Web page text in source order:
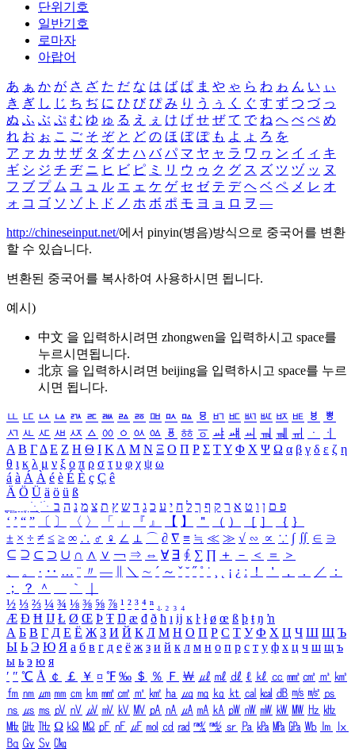
단위기호
일반기호
로마자
아랍어
あ ぁ か が さ ざ た だ な は ば ぱ ま や ゃ ら わ ゎ ん い ぃ
き ぎ し じ ち ぢ に ひ び ぴ み り う ぅ く ぐ す ず つ づ っ
ぬ ふ ぶ ぷ む ゆ ゅ る え ぇ け げ せ ぜ て で ね へ べ ぺ め
れ お ぉ こ ご そ ぞ と ど の ほ ぼ ぽ も よ ょ ろ を
ア ァ カ サ ザ タ ダ ナ ハ バ パ マ ヤ ャ ラ ワ ヮ ン イ ィ キ
ギ シ ジ チ ヂ ニ ヒ ビ ピ ミ リ ウ ゥ ク グ ス ズ ツ ヅ ッ ヌ
フ ブ プ ム ユ ュ ル エ ェ ケ ゲ セ ゼ テ デ ヘ ベ ペ メ レ オ
ォ コ ゴ ソ ゾ ト ド ノ ホ ボ ポ モ ヨ ョ ロ ヲ ―
http://chineseinput.net/에서 pinyin(병음)방식으로 중국어를 변환
할 수 있습니다.
변환된 중국어를 복사하여 사용하시면 됩니다.
예시)
中文 을 입력하시려면 zhongwen을 입력하시고 space를
누르시면됩니다.
北京 을 입력하시려면 beijing을 입력하시고 space를 누르
시면 됩니다.
ㅥ ㅦ ㅧ ㅨ ㅩ ㅪ ㅫ ㅬ ㅭ ㅮ ㅯ ㅰ ㅱ ㅲ ㅳ ㅴ ㅵ ㅶ ㅷ ㅸ
ㅹ
ㅺ ㅻ ㅼ ㅽ ㅾ ㅿ ㆀ ㆁ ㆂ ㆃ ㆄ ㆅ ㆆ ㆇ ㆈ ㆉ ㆊ ㆋ ㆌ ㆍ
ㆎ
Α Β ΓΔ Ε Ζ Η Θ Ι ΚΛ Μ Ν Ξ Ο Π Ρ Σ ΤΥ Φ Χ Ψ Ω α β γ δ ε ζ η
θ ι κ λ μ ν ξ ο π ρ σ τ υ φ χ ψ ω
á à Á À é è É È ç Ç ê
Ä Ö Ü ä ö ü ß
ִֶֹ ֻּ ׁׂ פ ם ן ו ט א ר ק ף ך ל ח י ע כ ג ד ש ץ ת צ מ נ ה ב
‘ ’ “ ” 〔 〕 〈 〉 「 」 『 』 【 】 ＂ （ ） ［ ］ ｛ ｝
± × ÷ ≠ ≤ ≥ ∞ ∴ ♂ ♀ ∠ ⊥ ⌒ ∂ ∇ ≡ ≒ ≪ ≫ √ ∽ ∝ ∵ ∫ ∬ ∈ ∋
⊆ ⊇ ⊂ ⊃ ∪ ∩ ∧ ∨ ￢ ⇒ ⇔ ∀ ∃ ∮ ∑ ∏ ＋ － ＜ ＝
＞
、
。 · ‥ … ¨ 〃 ― ＼ ∼ ´ ～ ˇ ˘ ˝ ˚ ˙ ¸ ¡ ¿ ː ！ ＇ ， ． ／
：
；
？ ＾ ｀
½ ⅓ ⅔ ¼ ¾ ⅛ ⅜ ⅝ ⅞ ¹ ² ³ ⁴ ⁿ ₁ ₂ ₃ ₄
Æ Ð Ħ Ĳ Ł Ø Œ Þ Ŧ Ŋ æ đ ð ħ ı ĳ ĸ ŀ ł ø œ ß þ ŧ ŋ ŉ
А Б В Г Д Е Ё Ж З И Й К Л М Н О П Р С Т У Ф Х Ц Ч Ш Щ Ъ
Ы Ь Э Ю Я а б в г д е ё ж з и й к л м н о п р с т у ф х ц ч ш щ ъ
ы ь э ю я
′ ″ ℃ Å ￠ ￡ ￥ ¤ ℉ ‰ ＄ ％ Ｆ ￦ ㎕ ㎖ ㎗ ℓ ㎘ ㏄ ㎣ ㎤ ㎥ ㎦
㎙ ㎚ ㎛ ㎜ ㎝ ㎞ ㎟ ㎠ ㎡ ㎢ ㏊ ㎍ ㎎ ㎏ ㏏ ㎈ ㎉ ㏈ ㎧ ㎨ ㎰
㎱ ㎲ ㎳ ㎴ ㎵ ㎶ ㎷ ㎸ ㎹ ㎀ ㎁ ㎂ ㎃ ㎄ ㎺ ㎻ ㎽ ㎾ ㎿ ㎐ ㎑
㎒ ㎓ ㎔ Ω ㏀ ㏁ ㎊ ㎋ ㎌ ㏖ ㏅ ㎭ ㎮ ㎯ ㏛ ㎩ ㎪ ㎫ ㎬ ㏝ ㏐
㏓
㏃ ㏉ ㏜ ㏆